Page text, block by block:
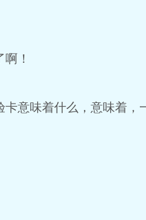
！
意味着什么，意味着